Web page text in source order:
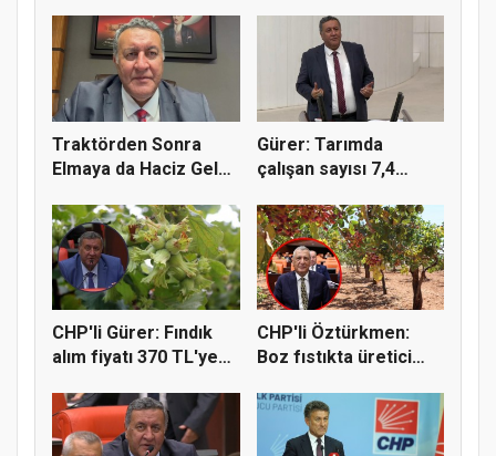
Traktörden Sonra
Elmaya da Haciz Geldi!
Gürer: Tarımda
çalışan sayısı 7,4
CHP'li Gürer: Fındık
alım fiyatı 370 TL'ye
CHP'li Öztürkmen:
Boz fıstıkta üretici